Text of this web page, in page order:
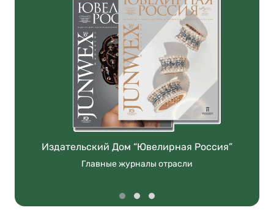
Издательский Дом “Ювелирная Россия”
Главные журналы отрасли